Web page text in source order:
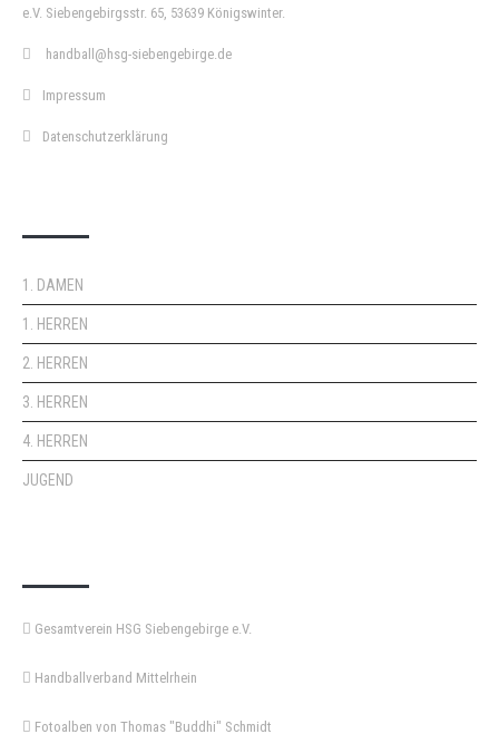
e.V. Siebengebirgsstr. 65, 53639 Königswinter.
handball@hsg-siebengebirge.de
Impressum
Datenschutzerklärung
1. DAMEN
1. HERREN
2. HERREN
3. HERREN
4. HERREN
JUGEND
Gesamtverein HSG Siebengebirge e.V.
Handballverband Mittelrhein
Fotoalben von Thomas "Buddhi" Schmidt